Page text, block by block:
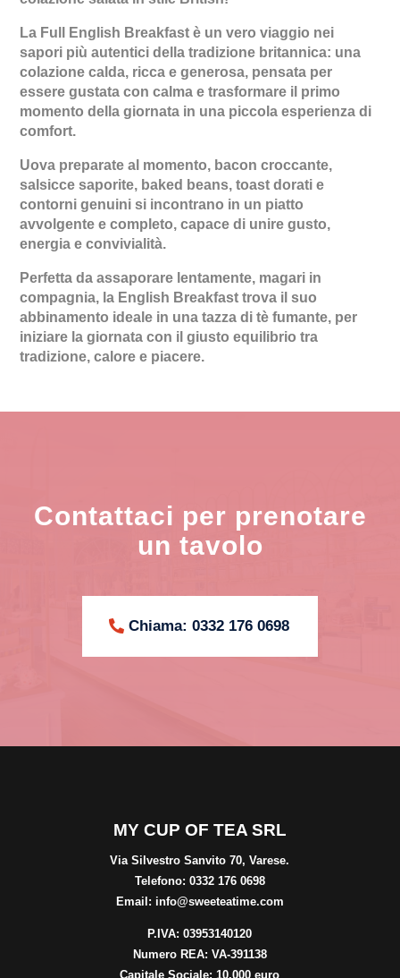
La Full English Breakfast è un vero viaggio nei
sapori più autentici della tradizione britannica: una
colazione calda, ricca e generosa, pensata per
essere gustata con calma e trasformare il primo
momento della giornata in una piccola esperienza di
comfort.
Uova preparate al momento, bacon croccante,
salsicce saporite, baked beans, toast dorati e
contorni genuini si incontrano in un piatto
avvolgente e completo, capace di unire gusto,
energia e convivialità.
Perfetta da assaporare lentamente, magari in
compagnia, la English Breakfast trova il suo
abbinamento ideale in una tazza di tè fumante, per
iniziare la giornata con il giusto equilibrio tra
tradizione, calore e piacere.
Contattaci per prenotare
un tavolo
Chiama: 0332 176 0698
MY CUP OF TEA SRL
Via Silvestro Sanvito 70, Varese.
Telefono: 0332 176 0698
Email: info@sweeteatime.com
P.IVA: 03953140120
Numero REA: VA-391138
Capitale Sociale: 10.000 euro